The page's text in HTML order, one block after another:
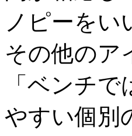
ノピーをい
その他のア
「ベンチ
やすい個別